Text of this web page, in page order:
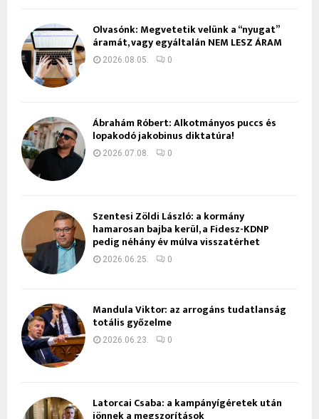
Olvasónk: Megvetetik velünk a “nyugat”
áramát, vagy egyáltalán NEM LESZ ÁRAM
2026.08.05. 0
Ábrahám Róbert: Alkotmányos puccs és
lopakodó jakobinus diktatúra!
2026.07.08. 0
Szentesi Zöldi László: a kormány
hamarosan bajba kerül, a Fidesz-KDNP
pedig néhány év múlva visszatérhet
2026.06.25. 0
Mandula Viktor: az arrogáns tudatlanság
totális győzelme
2026.06.23. 0
Latorcai Csaba: a kampányígéretek után